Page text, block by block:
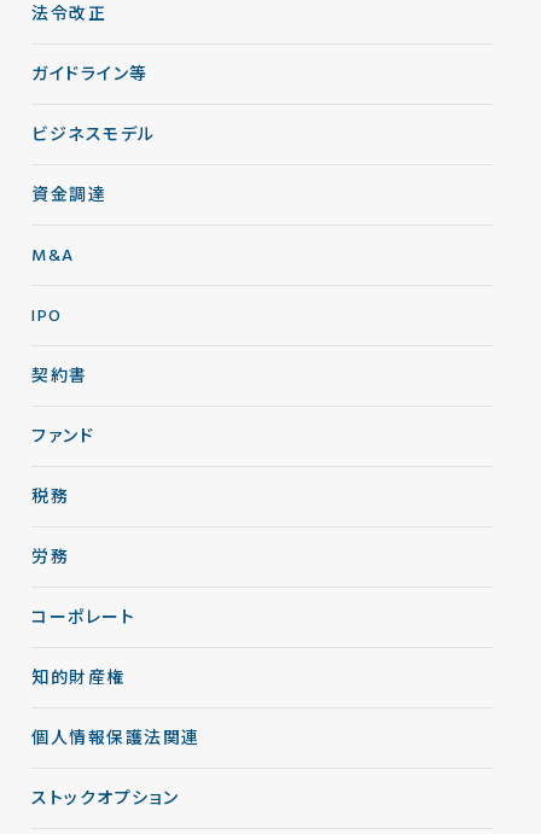
法令改正
ガイドライン等
ビジネスモデル
資金調達
M&A
IPO
契約書
ファンド
税務
労務
コーポレート
知的財産権
個人情報保護法関連
ストックオプション